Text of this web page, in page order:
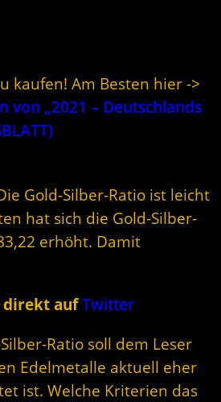
kaufen! Am Besten hier ->
von „2021 – Deutschlands
Gold-Silber-Ratio ist leicht
hat sich die Gold-Silber-
erhöht. Damit
direkt aufTwitter
Ratio soll dem Leser
Edelmetalle aktuell eher
ist. Welche Kriterien das